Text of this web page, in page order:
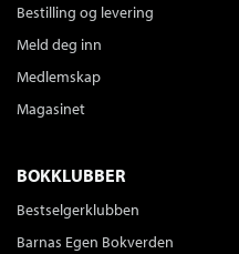
Bestilling og levering
Meld deg inn
Medlemskap
Magasinet
BOKKLUBBER
Bestselgerklubben
Barnas Egen Bokverden